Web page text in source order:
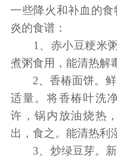
一些降火和补血的
炎的食谱：
1、赤小豆粳米粥
煮粥食用，能清热解
2、香椿面饼。鲜
适量。将香椿叶洗
许，锅内放油烧热
出，食之。能清热利
3、炒绿豆芽。新